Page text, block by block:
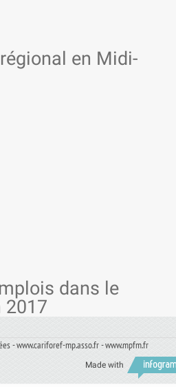
en Midi-
dans le
2017
- www.cariforef-mp.asso.fr - www.mpfm.fr
Made with